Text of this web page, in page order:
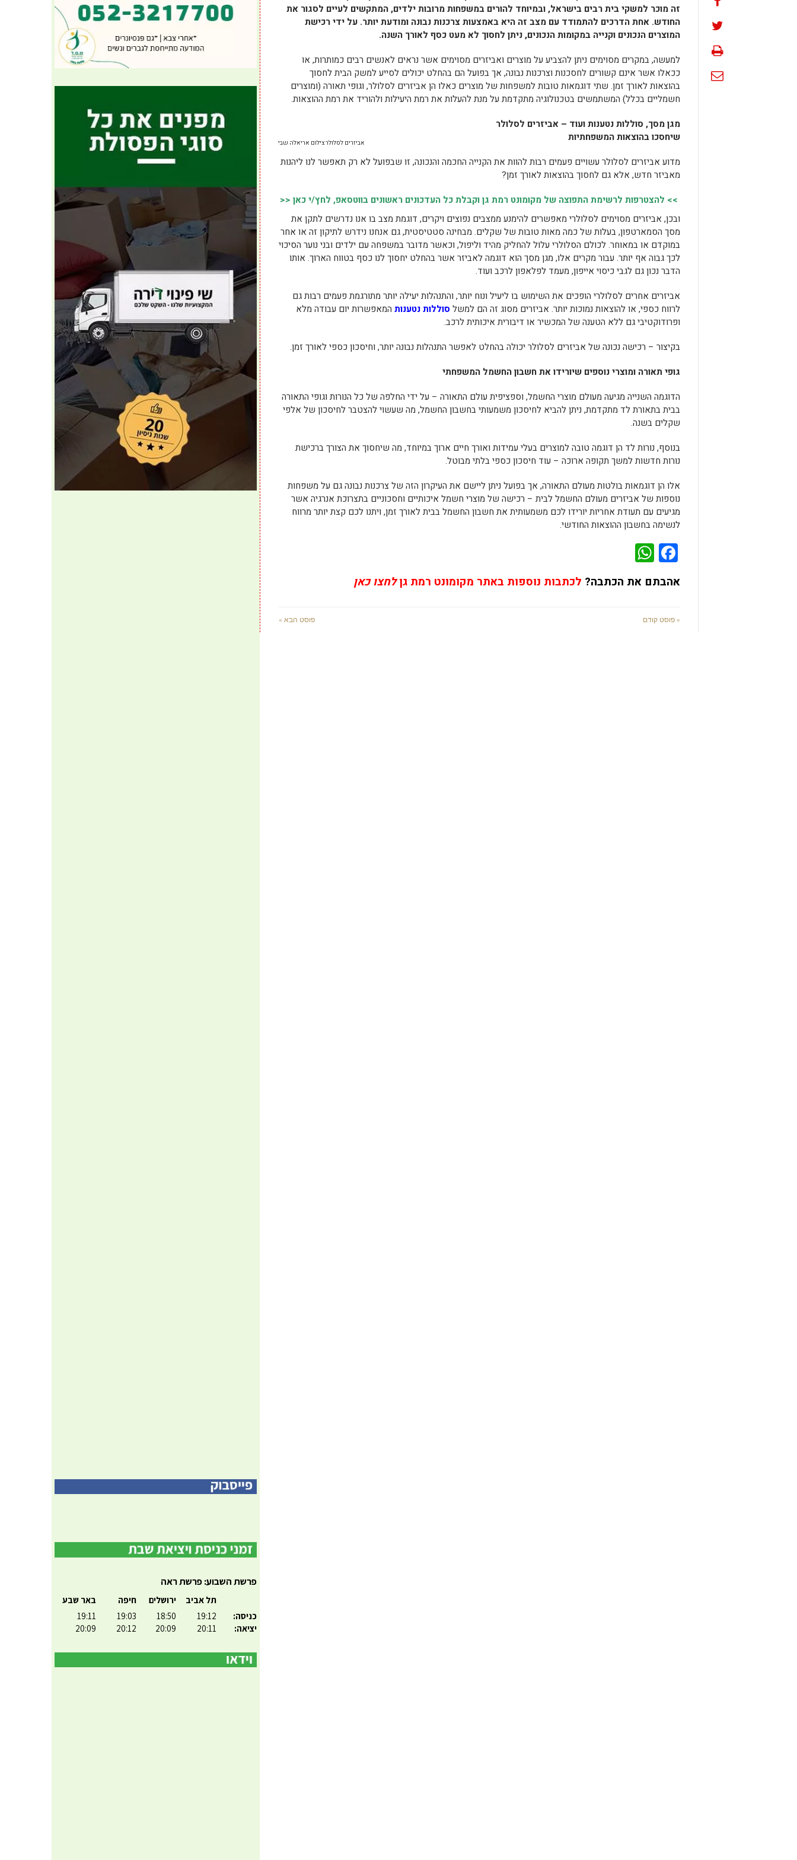
זה מוכר למשקי בית רבים בישראל, ובמיוחד להורים במשפחות מרובות ילדים, המתקשים לעיים לסגור את
החודש. אחת הדרכים להתמודד עם מצב זה היא באמצעות צרכנות נבונה ומודעת יותר. על ידי רכישת
המוצרים הנכונים וקנייה במקומות הנכונים, ניתן לחסוך לא מעט כסף לאורך השנה.
למעשה, במקרים מסוימים ניתן להצביע על מוצרים ואביזרים מסוימים אשר נראים לאנשים רבים כמותרות, או
ככאלו אשר אינם קשורים לחסכנות וצרכנות נבונה, אך בפועל הם בהחלט יכולים לסייע למשק הבית לחסוך
בהוצאות לאורך זמן. שתי דוגמאות טובות למשפחות של מוצרים כאלו הן אביזרים לסלולר, וגופי תאורה (ומוצרים
חשמליים בכלל) המשתמשים בטכנולוגיה מתקדמת על מנת להעלות את רמת היעילות ולהוריד את רמת ההוצאות.
אביזרים לסלולר צילום אריאלה שבי
מגן מסך, סוללות נטענות ועוד – אביזרים לסלולר
שיחסכו בהוצאות המשפחתיות
מדוע אביזרים לסלולר עשויים פעמים רבות להוות את הקנייה החכמה והנכונה, זו שבפועל לא רק תאפשר לנו ליהנות
מאביזר חדש, אלא גם לחסוך בהוצאות לאורך זמן?
>> להצטרפות לרשימת התפוצה של מקומונט רמת גן וקבלת כל העדכונים ראשונים בווטסאפ, לחץ/י כאן <<
ובכן, אביזרים מסוימים לסלולרי מאפשרים להימנע ממצבים נפוצים ויקרים, דוגמת מצב בו אנו נדרשים לתקן את
מסך הסמארטפון, בעלות של כמה מאות טובות של שקלים. מבחינה סטטיסטית, גם אנחנו נידרש לתיקון זה או אחר
במוקדם או במאוחר. לכולם הסלולרי עלול להחליק מהיד וליפול, וכאשר מדובר במשפחה עם ילדים ובני נוער הסיכוי
לכך גבוה אף יותר. עבור מקרים אלו, מגן מסך הוא דוגמה לאביזר אשר בהחלט יחסוך לנו כסף בטווח הארוך. אותו
הדבר נכון גם לגבי כיסוי אייפון, מעמד לפלאפון לרכב ועוד.
אביזרים אחרים לסלולרי הופכים את השימוש בו ליעיל ונוח יותר, והתנהלות יעילה יותר מתורגמת פעמים רבות גם
לרווח כספי, או להוצאות נמוכות יותר. אביזרים מסוג זה הם למשל סוללות נטענות המאפשרות יום עבודה מלא
ופרודוקטיבי גם ללא הטענה של המכשיר או דיבורית איכותית לרכב.
בקיצור – רכישה נכונה של אביזרים לסלולר יכולה בהחלט לאפשר התנהלות נבונה יותר, וחיסכון כספי לאורך זמן.
גופי תאורה ומוצרי נוספים שיורידו את חשבון החשמל המשפחתי
הדוגמה השנייה מגיעה מעולם מוצרי החשמל, וספציפית עולם התאורה – על ידי החלפה של כל הנורות וגופי התאורה
בבית בתאורת לד מתקדמת, ניתן להביא לחיסכון משמעותי בחשבון החשמל, מה שעשוי להצטבר לחיסכון של אלפי
שקלים בשנה.
בנוסף, נורות לד הן דוגמה טובה למוצרים בעלי עמידות ואורך חיים ארוך במיוחד, מה שיחסוך את הצורך ברכישת
נורות חדשות למשך תקופה ארוכה – עוד חיסכון כספי בלתי מבוטל.
אלו הן דוגמאות בולטות מעולם התאורה, אך בפועל ניתן ליישם את העיקרון הזה של צרכנות נבונה גם על משפחות
נוספות של אביזרים מעולם החשמל לבית – רכישה של מוצרי חשמל איכותיים וחסכוניים בתצרוכת אנרגיה אשר
מגיעים עם תעודת אחריות יורידו לכם משמעותית את חשבון החשמל בבית לאורך זמן, ויתנו לכם קצת יותר מרווח
לנשימה בחשבון ההוצאות החודשי.
Facebook
אהבתם את הכתבה? לכתבות נוספות באתר מקומונט רמת גןלחצו כאן
« פוסט קודם פוסט הבא »
פרשת השבוע: פרשת ראה
כניסה:
יציאה:
תל אביב
19:12
20:11
ירושלים
18:50
20:09
חיפה
19:03
20:12
באר שבע
19:11
20:09